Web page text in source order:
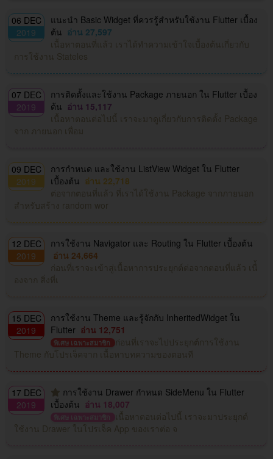
06 DEC
2019
แนะนำ Basic Widget ที่ควรรู้สำหรับใช้งาน Flutter เบื้อง
ต้น อ่าน 27,597
เนื้อหาตอนที่แล้ว เราได้ทำความเข้าใจเบื้องต้นเกี่ยวกับ
การใช้งาน Stateles
07 DEC
2019
การติดตั้งและใช้งาน Package ภายนอก ใน Flutter เบื้อง
ต้น อ่าน 15,117
เนื้อหาตอนต่อไปนี้ เราจะมาดูเกี่ยวกับการติดตั้ง Package
จาก ภายนอก เพื่อม
09 DEC
2019
การกำหนด และใช้งาน ListView Widget ใน Flutter
เบื้องต้น อ่าน 22,718
ต่อจากตอนที่แล้ว ที่เราได้ใช้งาน Package จากภายนอก
สำหรับสร้าง random wor
12 DEC
2019
การใช้งาน Navigator และ Routing ใน Flutter เบื้องต้น
อ่าน 24,664
ก่อนที่เราจะเข้าสู่เนื้อหาการประยุกต์ต่อจากตอนที่แล้ว เนื่้
องจาก สิ่งที่เ
15 DEC
2019
การใช้งาน Theme และรู้จักกับ InheritedWidget ใน
Flutter อ่าน 12,751
พิเศษ เฉพาะสมาชิก
ก่อนที่เราจะไปประยุกต์การใช้งาน
Theme กับโปรเจ็คจาก เนื้อหาบทความของตอนที
17 DEC
2019
การใช้งาน Drawer กำหนด SideMenu ใน Flutter
เบื้องต้น อ่าน 18,007
พิเศษ เฉพาะสมาชิก
เนื้อหาตอนต่อไปนี้ เราจะมาประยุกต์
ใช้งาน Drawer ในโปรเจ็ค App ของเราต่อ จ